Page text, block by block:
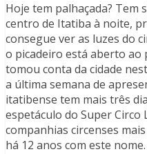
Hoje tem palhaçada? Tem
centro de Itatiba à noite,
consegue ver as luzes do
o picadeiro está aberto ao
tomou conta da cidade
a última semana de
itatibense tem mais três
espetáculo do Super Circo
companhias circenses
há 12 anos com este nome.